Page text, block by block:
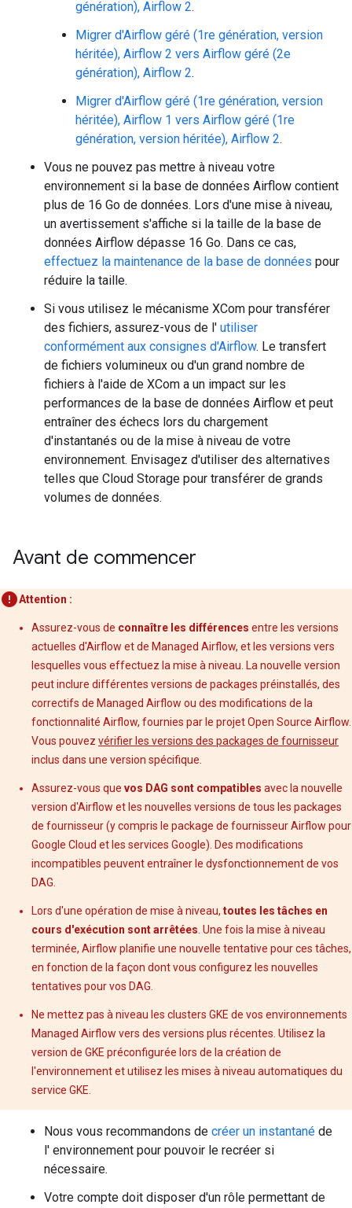
génération), Airflow 2.
Migrer d'Airflow géré (1re génération, version
héritée), Airflow 2 vers Airflow géré (2e
génération), Airflow 2.
Migrer d'Airflow géré (1re génération, version
héritée), Airflow 1 vers Airflow géré (1re
génération, version héritée), Airflow 2.
Vous ne pouvez pas mettre à niveau votre
environnement si la base de données Airflow contient
plus de 16 Go de données. Lors d'une mise à niveau,
un avertissement s'affiche si la taille de la base de
données Airflow dépasse 16 Go. Dans ce cas,
effectuez la maintenance de la base de données pour
réduire la taille.
Si vous utilisez le mécanisme XCom pour transférer
des fichiers, assurez-vous de l' utiliser
conformément aux consignes d'Airflow. Le transfert
de fichiers volumineux ou d'un grand nombre de
fichiers à l'aide de XCom a un impact sur les
performances de la base de données Airflow et peut
entraîner des échecs lors du chargement
d'instantanés ou de la mise à niveau de votre
environnement. Envisagez d'utiliser des alternatives
telles que Cloud Storage pour transférer de grands
volumes de données.
Avant de commencer
Attention :
Assurez-vous de connaître les différences entre les versions
actuelles d'Airflow et de Managed Airflow, et les versions vers
lesquelles vous effectuez la mise à niveau. La nouvelle version
peut inclure différentes versions de packages préinstallés, des
correctifs de Managed Airflow ou des modifications de la
fonctionnalité Airflow, fournies par le projet Open Source Airflow.
Vous pouvez vérifier les versions des packages de fournisseur
inclus dans une version spécifique.
Assurez-vous que vos DAG sont compatibles avec la nouvelle
version d'Airflow et les nouvelles versions de tous les packages
de fournisseur (y compris le package de fournisseur Airflow pour
Google Cloud et les services Google). Des modifications
incompatibles peuvent entraîner le dysfonctionnement de vos
DAG.
Lors d'une opération de mise à niveau, toutes les tâches en
cours d'exécution sont arrêtées . Une fois la mise à niveau
terminée, Airflow planifie une nouvelle tentative pour ces tâches,
en fonction de la façon dont vous configurez les nouvelles
tentatives pour vos DAG.
Ne mettez pas à niveau les clusters GKE de vos environnements
Managed Airflow vers des versions plus récentes. Utilisez la
version de GKE préconfigurée lors de la création de
l'environnement et utilisez les mises à niveau automatiques du
service GKE.
Nous vous recommandons de créer un instantané de
l' environnement pour pouvoir le recréer si
nécessaire.
Votre compte doit disposer d'un rôle permettant de